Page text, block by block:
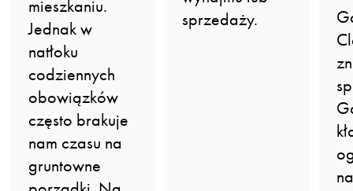
mieszkaniu.
Jednak w
natłoku
codziennych
obowiązków
często brakuje
nam czasu na
gruntowne
sprzedaży.